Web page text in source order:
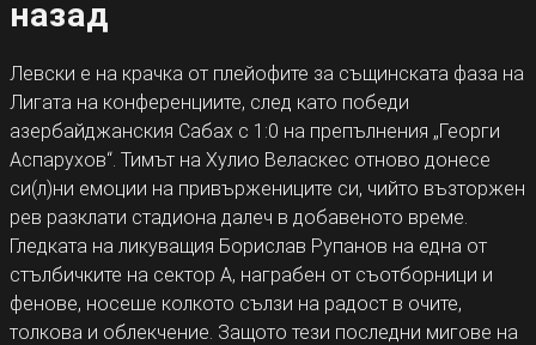
назад
Левски е на крачка от плейофите за същинската фаза на
Лигата на конференциите, след като победи
азербайджанския Сабах с 1:0 на препълнения „Георги
Аспарухов“. Тимът на Хулио Веласкес отново донесе
си(л)ни емоции на привържениците си, чийто възторжен
рев разклати стадиона далеч в добавеното време.
Гледката на ликуващия Борислав Рупанов на една от
стълбичките на сектор А, награбен от съотборници и
фенове, носеше колкото сълзи на радост в очите,
толкова и облекчение. Защото тези последни мигове на